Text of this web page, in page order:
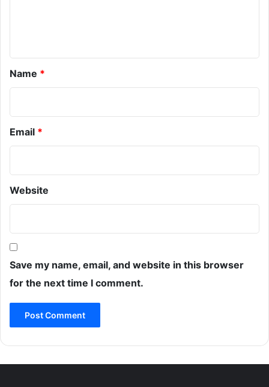
Name *
Email *
Website
Save my name, email, and website in this browser
for the next time I comment.